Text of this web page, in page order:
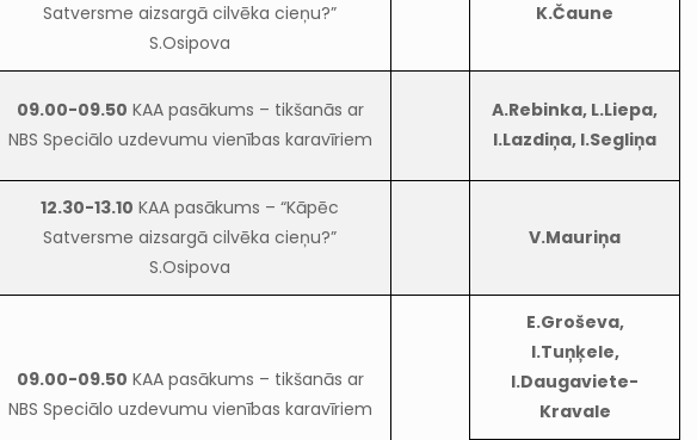
Satversme aizsargā cilvēka cieņu?”
S.Osipova
K.Čaune
09.00-09.50 KAA pasākums – tikšanās ar
NBS Speciālo uzdevumu vienības karavīriem
A.Rebinka, L.Liepa,
I.Lazdiņa, I.Segliņa
12.30-13.10 KAA pasākums – “Kāpēc
Satversme aizsargā cilvēka cieņu?”
S.Osipova
V.Mauriņa
09.00-09.50 KAA pasākums – tikšanās ar
NBS Speciālo uzdevumu vienības karavīriem
E.Groševa,
I.Tuņķele,
I.Daugaviete-
Kravale